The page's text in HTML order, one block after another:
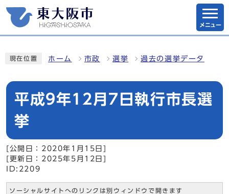
メニュー
現在位置 ホーム 市政 選挙 過去の選挙データ
平成9年12月7日執行市長選
挙
[公開日：2020年1月15日]
[更新日：2025年5月12日]
ID:2209
ソーシャルサイトへのリンクは別ウィンドウで開きます